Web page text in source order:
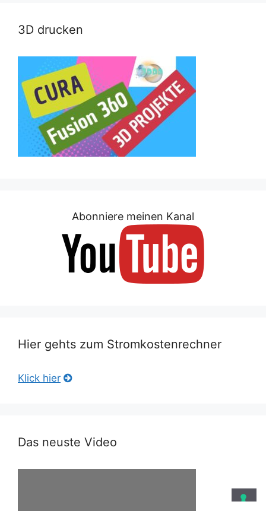
3D drucken
Abonniere meinen Kanal
Hier gehts zum Stromkostenrechner
Klick hier
Das neuste Video